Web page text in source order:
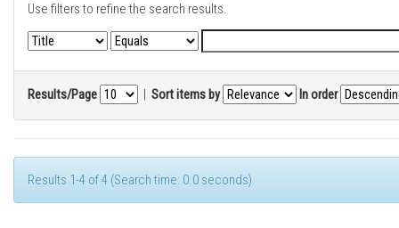
Use filters to refine the search results.
Results/Page | Sort items by In order
Results 1-4 of 4 (Search time: 0.0 seconds).